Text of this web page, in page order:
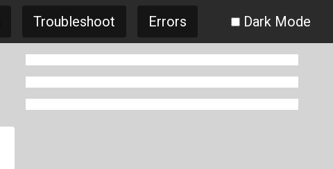
Troubleshoot Errors Dark Mode